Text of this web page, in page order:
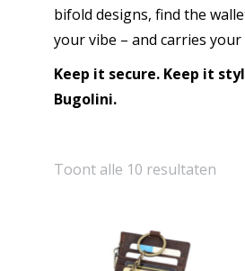
bifold designs, find the
your vibe – and carries your
Keep it secure. Keep it
Bugolini.
Toont alle 10 resultaten